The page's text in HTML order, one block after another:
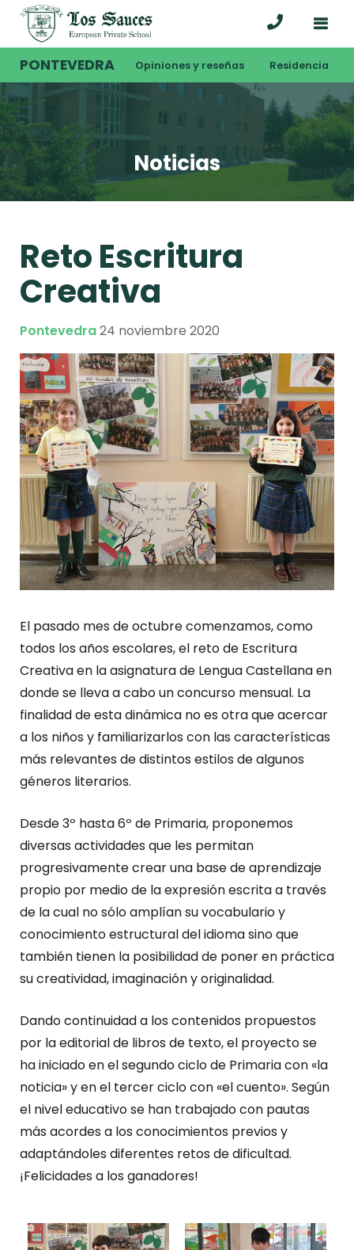
PONTEVEDRA Opiniones y reseñas Residencia
Noticias
Reto Escritura
Creativa
Pontevedra24 noviembre 2020
El pasado mes de octubre comenzamos, como
todos los años escolares, el reto de Escritura
Creativa en la asignatura de Lengua Castellana en
donde se lleva a cabo un concurso mensual. La
finalidad de esta dinámica no es otra que acercar
a los niños y familiarizarlos con las características
más relevantes de distintos estilos de algunos
géneros literarios.
Desde 3º hasta 6º de Primaria, proponemos
diversas actividades que les permitan
progresivamente crear una base de aprendizaje
propio por medio de la expresión escrita a través
de la cual no sólo amplían su vocabulario y
conocimiento estructural del idioma sino que
también tienen la posibilidad de poner en práctica
su creatividad, imaginación y originalidad.
Dando continuidad a los contenidos propuestos
por la editorial de libros de texto, el proyecto se
ha iniciado en el segundo ciclo de Primaria con «la
noticia» y en el tercer ciclo con «el cuento». Según
el nivel educativo se han trabajado con pautas
más acordes a los conocimientos previos y
adaptándoles diferentes retos de dificultad.
¡Felicidades a los ganadores!